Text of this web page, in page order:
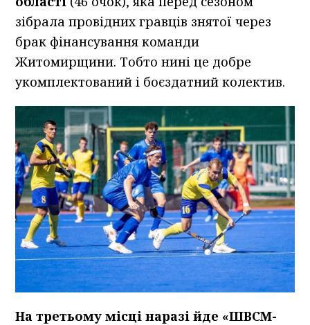
зібрала провідних гравців знятої через
брак фінансування команди
Житомирщини. Тобто нині це добре
укомплектований і боєздатний колектив.
На третьому місці наразі йде «ШВСМ-